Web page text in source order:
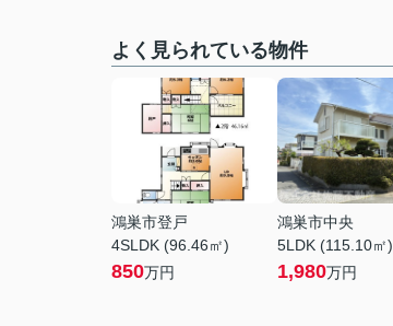
よく見られている物件
鴻巣市登戸
4SLDK (96.46㎡)
850万円
鴻巣市中央
5LDK (115.10㎡)
1,980万円